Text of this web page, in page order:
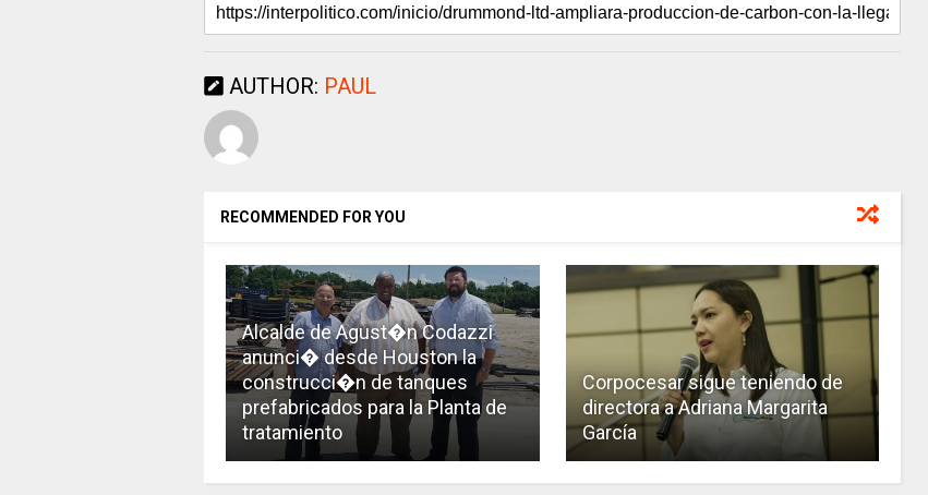
AUTHOR: PAUL
RECOMMENDED FOR YOU
Alcalde de Agust�n Codazzi
anunci� desde Houston la
construcci�n de tanques
prefabricados para la Planta de
tratamiento
Corpocesar sigue teniendo de
directora a Adriana Margarita
García